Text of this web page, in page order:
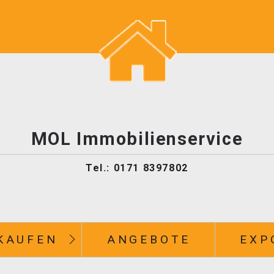
MOL Immobilienservice
Tel.: 0171 8397802
ANGEBOTE